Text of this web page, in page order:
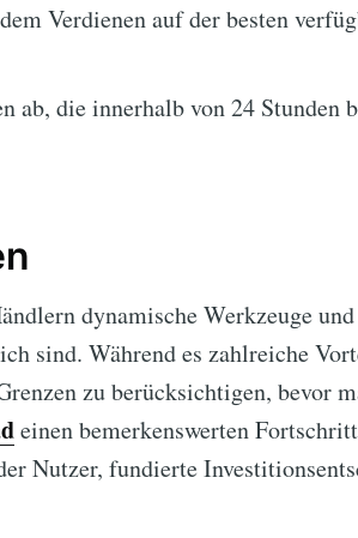
Verdienen auf der besten
ab, die innerhalb von 24 Stunden
dynamische Werkzeuge
sind. Während es zahlreiche
zu berücksichtigen, bevor
einen bemerkenswerten
Nutzer, fundierte